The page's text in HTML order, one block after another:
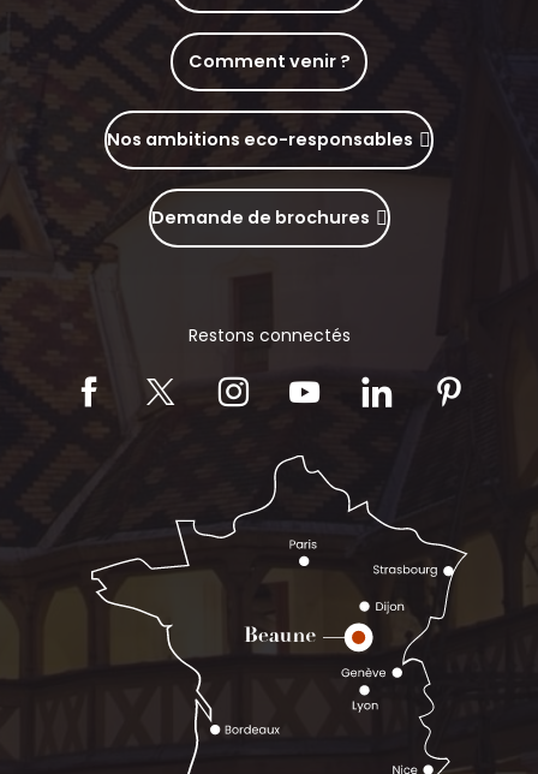
Comment venir ?
Nos ambitions eco-responsables
Demande de brochures
Restons connectés